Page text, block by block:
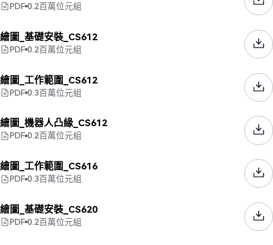
PDF 0.2百萬位元組
繪圖_基礎安裝_CS612
PDF 0.2百萬位元組
繪圖_工作範圍_CS612
PDF 0.3百萬位元組
繪圖_機器人凸緣_CS612
PDF 0.2百萬位元組
繪圖_工作範圍_CS616
PDF 0.3百萬位元組
繪圖_基礎安裝_CS620
PDF 0.2百萬位元組